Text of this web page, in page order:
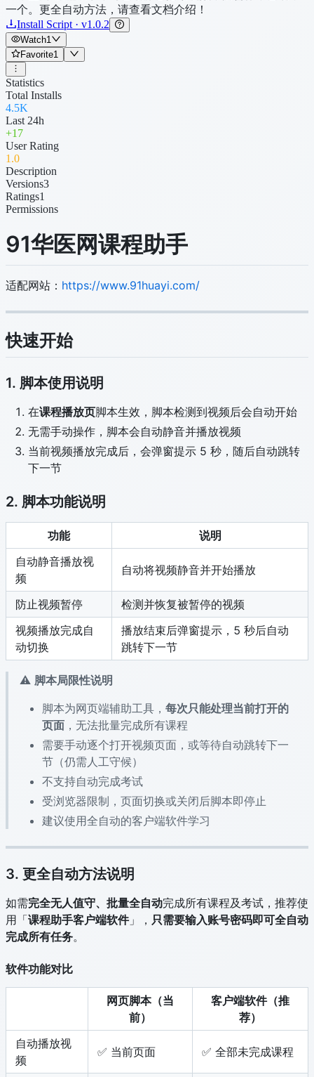
一个。更全自动方法，请查看文档介绍！
Install Script · v1.0.2
Watch1
Favorite1
Statistics
Total Installs
4.5K
Last 24h
+17
User Rating
1 .0
Description
Versions3
Ratings1
Permissions
91华医网课程助手
适配网站： https://www.91huayi.com/
快速开始
1. 脚本使用说明
在课程播放页脚本生效，脚本检测到视频后会自动开始
无需手动操作，脚本会自动静音并播放视频
当前视频播放完成后，会弹窗提示 5 秒，随后自动跳转
下一节
2. 脚本功能说明
功能
说明
自动静音播放视
频
自动将视频静音并开始播放
防止视频暂停
检测并恢复被暂停的视频
视频播放完成自
动切换
播放结束后弹窗提示，5 秒后自动
跳转下一节
⚠️ 脚本局限性说明
脚本为网页端辅助工具， 每次只能处理当前打开的
页面 ，无法批量完成所有课程
需要手动逐个打开视频页面，或等待自动跳转下一
节（仍需人工守候）
不支持自动完成考试
受浏览器限制，页面切换或关闭后脚本即停止
建议使用全自动的客户端软件学习
3. 更全自动方法说明
如需完全无人值守、批量全自动完成所有课程及考试，推荐使
用「课程助手客户端软件」， 只需要输入账号密码即可全自动
完成所有任务。
软件功能对比
网页脚本（当
前）
客户端软件（推
荐）
自动播放视
频
✅ 当前页面 ✅ 全部未完成课程